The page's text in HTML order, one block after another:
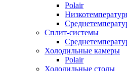
Polair
Сплит-системы
Холодильные камеры
Polair
Холодильные столы